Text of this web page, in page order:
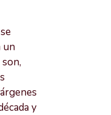
un
y